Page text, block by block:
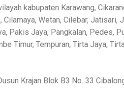
kabupaten Karawang,
Wetan, Cilebar, Jatisari,
Pakis Jaya, Pangkalan, Pedes,
Timur, Tempuran, Tirta Jaya,
Krajan Blok B3 No. 33